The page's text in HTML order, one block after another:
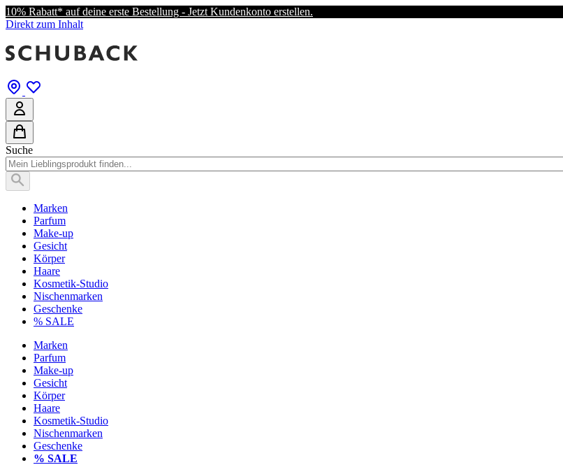
10% Rabatt* auf deine erste Bestellung - Jetzt Kundenkonto erstellen.
Direkt zum Inhalt
Suche
Marken
Parfum
Make-up
Gesicht
Körper
Haare
Kosmetik-Studio
Nischenmarken
Geschenke
% SALE
Marken
Parfum
Make-up
Gesicht
Körper
Haare
Kosmetik-Studio
Nischenmarken
Geschenke
% SALE